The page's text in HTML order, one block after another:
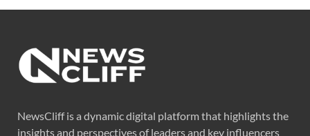
NewsCliff is a dynamic digital platform that highlights the
insights and perspectives of leaders and key influencers